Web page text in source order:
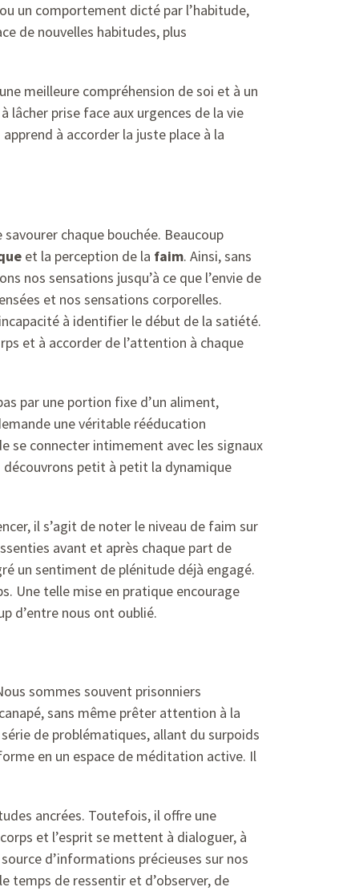
un comportement dicté par l’habitude,
de nouvelles habitudes, plus
meilleure compréhension de soi et à un
lâcher prise face aux urgences de la vie
à accorder la juste place à la
chaque bouchée. Beaucoup
et la perception de la faim. Ainsi, sans
nos sensations jusqu’à ce que l’envie de
et nos sensations corporelles.
à identifier le début de la satiété.
et à accorder de l’attention à chaque
par une portion fixe d’un aliment,
une véritable rééducation
se connecter intimement avec les signaux
petit à petit la dynamique
il s’agit de noter le niveau de faim sur
avant et après chaque part de
un sentiment de plénitude déjà engagé.
Une telle mise en pratique encourage
d’entre nous ont oublié.
sommes souvent prisonniers
sans même prêter attention à la
de problématiques, allant du surpoids
en un espace de méditation active. Il
ancrées. Toutefois, il offre une
et l’esprit se mettent à dialoguer, à
d’informations précieuses sur nos
temps de ressentir et d’observer, de